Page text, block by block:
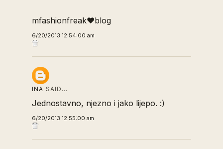
mfashionfreak♥blog
6/20/2013 12:54:00 am
INA SAID…
Jednostavno, njezno i jako lijepo. :)
6/20/2013 12:55:00 am